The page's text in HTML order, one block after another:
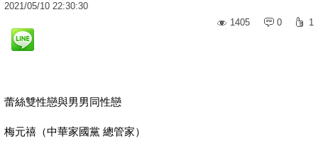
2021/05/10 22:30:30
1405
0 1
蕾絲雙性戀與男男同性戀
梅元禧（中華家國黨 總管家）